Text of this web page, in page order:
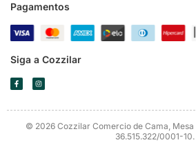
Pagamentos
Siga a Cozzilar
F
a
c
o
I
n
s
g
a
© 2026 Cozzilar Comercio de Cama, Mesa
36.515.322/0001-10.